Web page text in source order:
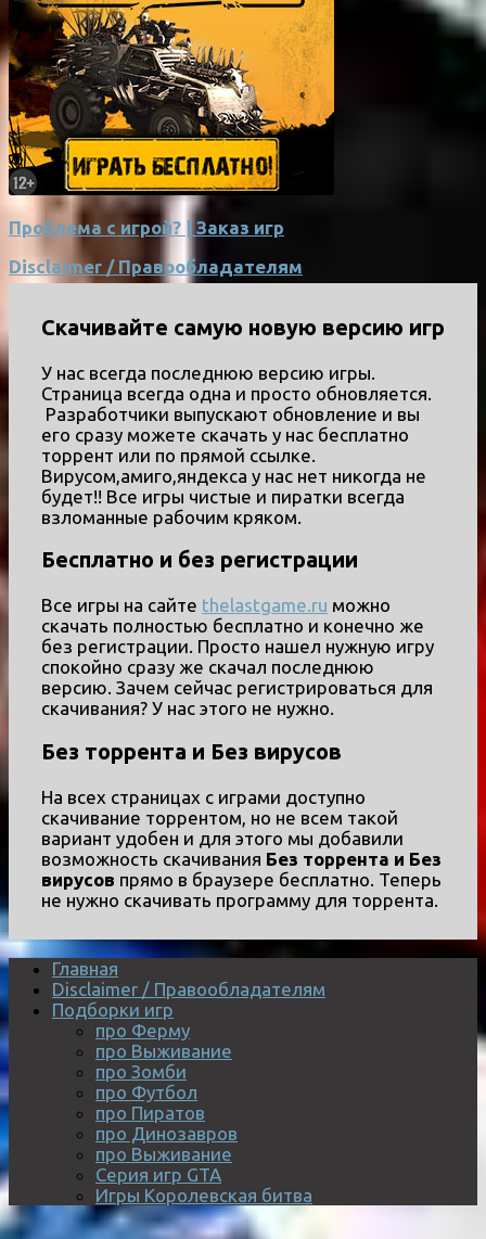
Проблема с игрой? | Заказ игр
Disclaimer / Правообладателям
Скачивайте самую новую версию игр
У нас всегда последнюю версию игры.
Страница всегда одна и просто обновляется.
Разработчики выпускают обновление и вы
его сразу можете скачать у нас бесплатно
торрент или по прямой ссылке.
Вирусом,амиго,яндекса у нас нет никогда не
будет!! Все игры чистые и пиратки всегда
взломанные рабочим кряком.
Бесплатно и без регистрации
Все игры на сайте thelastgame.ru можно
скачать полностью бесплатно и конечно же
без регистрации. Просто нашел нужную игру
спокойно сразу же скачал последнюю
версию. Зачем сейчас регистрироваться для
скачивания? У нас этого не нужно.
Без торрента и Без вирусов
На всех страницах с играми доступно
скачивание торрентом, но не всем такой
вариант удобен и для этого мы добавили
возможность скачивания Без торрента и Без
вирусов прямо в браузере бесплатно. Теперь
не нужно скачивать программу для торрента.
Главная
Disclaimer / Правообладателям
Подборки игр
про Ферму
про Выживание
про Зомби
про Футбол
про Пиратов
про Динозавров
про Выживание
Серия игр GTA
Игры Королевская битва